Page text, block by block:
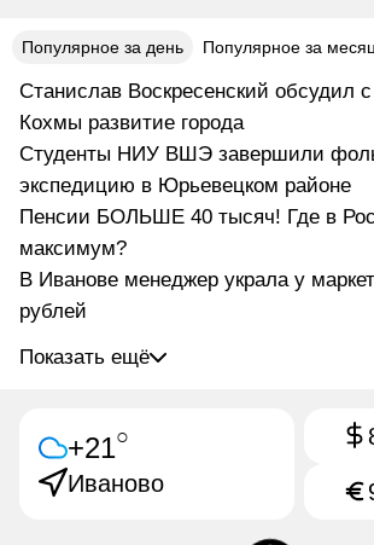
Популярное за день Популярное за месяц
Станислав Воскресенский обсудил
Кохмы развитие города
Студенты НИУ ВШЭ завершили
экспедицию в Юрьевецком районе
Пенсии БОЛЬШЕ 40 тысяч! Где в
максимум?
В Иванове менеджер украла у
рублей
Показать ещё
+21○
Иваново